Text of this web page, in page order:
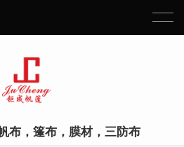
布，篷布，膜材，三防布